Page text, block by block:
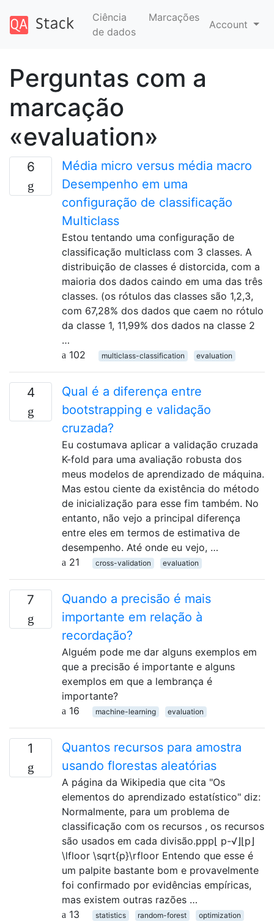
Ciência
de dados
Marcações
Account
Perguntas com a
marcação
«evaluation»
6
Média micro versus média macro
Desempenho em uma
configuração de classificação
Multiclass
Estou tentando uma configuração de
classificação multiclass com 3 classes. A
distribuição de classes é distorcida, com a
maioria dos dados caindo em uma das três
classes. (os rótulos das classes são 1,2,3,
com 67,28% dos dados que caem no rótulo
da classe 1, 11,99% dos dados na classe 2
…
102
multiclass-classification evaluation
4
Qual é a diferença entre
bootstrapping e validação
cruzada?
Eu costumava aplicar a validação cruzada
K-fold para uma avaliação robusta dos
meus modelos de aprendizado de máquina.
Mas estou ciente da existência do método
de inicialização para esse fim também. No
entanto, não vejo a principal diferença
entre eles em termos de estimativa de
desempenho. Até onde eu vejo, …
21
cross-validation evaluation
7
Quando a precisão é mais
importante em relação à
recordação?
Alguém pode me dar alguns exemplos em
que a precisão é importante e alguns
exemplos em que a lembrança é
importante?
16
machine-learning evaluation
1
Quantos recursos para amostra
usando florestas aleatórias
A página da Wikipedia que cita "Os
elementos do aprendizado estatístico" diz:
Normalmente, para um problema de
classificação com os recursos , os recursos
são usados ​​em cada divisão.ppp⌊ p-√⌋⌊p⌋
\lfloor \sqrt{p}\rfloor Entendo que esse é
um palpite bastante bom e provavelmente
foi confirmado por evidências empíricas,
mas existem outras razões …
13
statistics random-forest
optimization